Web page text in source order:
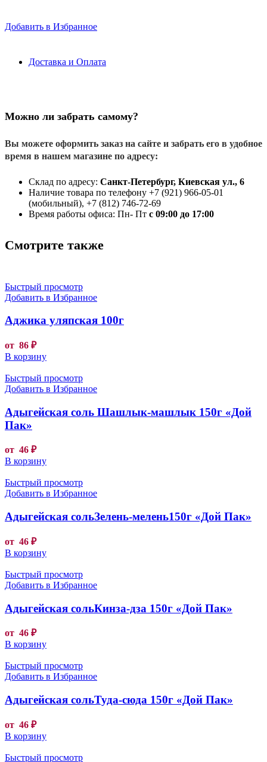
Добавить в Избранное
Доставка и Оплата
Можно ли забрать самому?
Вы можете оформить заказ на сайте и забрать его в удобное
время в нашем магазине по адресу:
Склад по адресу: Санкт-Петербург, Киевская ул., 6
Наличие товара по телефону +7 (921) 966-05-01
(мобильный), +7 (812) 746-72-69
Время работы офиса: Пн- Пт с 09:00 до 17:00
Смотрите также
Быстрый просмотр
Добавить в Избранное
Аджика уляпская 100г
от 86 ₽
В корзину
Быстрый просмотр
Добавить в Избранное
Адыгейская соль Шашлык-машлык 150г «Дой
Пак»
от 46 ₽
В корзину
Быстрый просмотр
Добавить в Избранное
Адыгейская сольЗелень-мелень150г «Дой Пак»
от 46 ₽
В корзину
Быстрый просмотр
Добавить в Избранное
Адыгейская сольКинза-дза 150г «Дой Пак»
от 46 ₽
В корзину
Быстрый просмотр
Добавить в Избранное
Адыгейская сольТуда-сюда 150г «Дой Пак»
от 46 ₽
В корзину
Быстрый просмотр